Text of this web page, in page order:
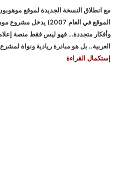
مع انطلاق النسخة الجديدة لموقع
الموقع في العام 2007)
وأفكار متجددة… فهو ليس فقط منصة
العربية.. بل هو مبادرة ريادية ونواة
إستكمال القراءة